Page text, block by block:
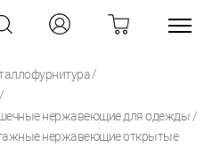
/
/
нержавеющие для одежды /
нержавеющие открытые